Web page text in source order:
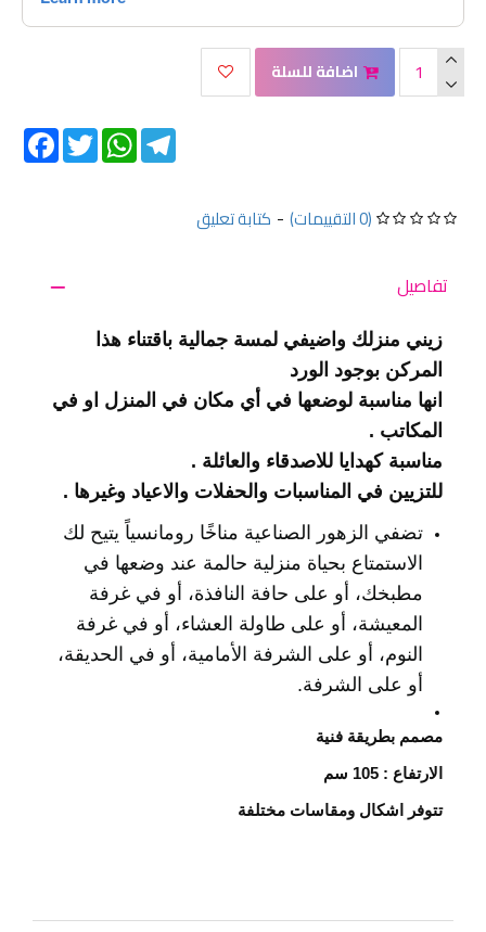
(0 التقييمات) - كتابة تعليق
اضافة للسلة
Twitter
WhatsAppTelegram
تفاصيل
زيني منزلك واضيفي لمسة جمالية باقتناء هذا
المركن بوجود الورد
انها مناسبة لوضعها في أي مكان في المنزل او في
المكاتب .
مناسبة كهدايا للاصدقاء والعائلة .
للتزيين في المناسبات والحفلات والاعياد وغيرها .
تضفي الزهور الصناعية مناخًا رومانسياً يتيح لك
الاستمتاع بحياة منزلية حالمة عند وضعها في
مطبخك، أو على حافة النافذة، أو في غرفة
المعيشة، أو على طاولة العشاء، أو في غرفة
النوم، أو على الشرفة الأمامية، أو في الحديقة،
أو على الشرفة.
مصمم بطريقة فنية
الارتفاع : 105 سم
تتوفر اشكال ومقاسات مختلفة